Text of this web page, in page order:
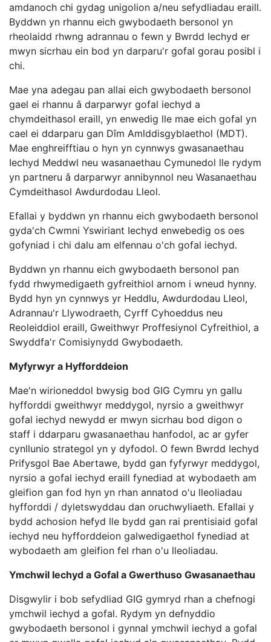
amdanoch chi gydag unigolion a/neu sefydliadau eraill.
Byddwn yn rhannu eich gwybodaeth bersonol yn
rheolaidd rhwng adrannau o fewn y Bwrdd Iechyd er
mwyn sicrhau ein bod yn darparu'r gofal gorau posibl i
chi.
Mae yna adegau pan allai eich gwybodaeth bersonol
gael ei rhannu â darparwyr gofal iechyd a
chymdeithasol eraill, yn enwedig lle mae eich gofal yn
cael ei ddarparu gan Dîm Amlddisgyblaethol (MDT).
Mae enghreifftiau o hyn yn cynnwys gwasanaethau
Iechyd Meddwl neu wasanaethau Cymunedol lle rydym
yn partneru â darparwyr annibynnol neu Wasanaethau
Cymdeithasol Awdurdodau Lleol.
Efallai y byddwn yn rhannu eich gwybodaeth bersonol
gyda'ch Cwmni Yswiriant Iechyd enwebedig os oes
gofyniad i chi dalu am elfennau o'ch gofal iechyd.
Byddwn yn rhannu eich gwybodaeth bersonol pan
fydd rhwymedigaeth gyfreithiol arnom i wneud hynny.
Bydd hyn yn cynnwys yr Heddlu, Awdurdodau Lleol,
Adrannau'r Llywodraeth, Cyrff Cyhoeddus neu
Reoleiddiol eraill, Gweithwyr Proffesiynol Cyfreithiol, a
Swyddfa'r Comisiynydd Gwybodaeth.
Myfyrwyr a Hyfforddeion
Mae'n wirioneddol bwysig bod GIG Cymru yn gallu
hyfforddi gweithwyr meddygol, nyrsio a gweithwyr
gofal iechyd newydd er mwyn sicrhau bod digon o
staff i ddarparu gwasanaethau hanfodol, ac ar gyfer
cynllunio strategol yn y dyfodol. O fewn Bwrdd Iechyd
Prifysgol Bae Abertawe, bydd gan fyfyrwyr meddygol,
nyrsio a gofal iechyd eraill fynediad at wybodaeth am
gleifion gan fod hyn yn rhan annatod o'u lleoliadau
hyfforddi / dyletswyddau dan oruchwyliaeth. Efallai y
bydd achosion hefyd lle bydd gan rai prentisiaid gofal
iechyd neu hyfforddeion galwedigaethol fynediad at
wybodaeth am gleifion fel rhan o'u lleoliadau.
Ymchwil Iechyd a Gofal a Gwerthuso Gwasanaethau
Disgwylir i bob sefydliad GIG gymryd rhan a chefnogi
ymchwil iechyd a gofal. Rydym yn defnyddio
gwybodaeth bersonol i gynnal ymchwil iechyd a gofal